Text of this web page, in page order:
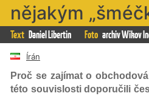
nějakým
Text Daniel Libertin Foto archiv Wikov
Írán
Proč se zajímat o
této souvislosti doporučili